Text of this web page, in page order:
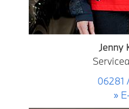
Jenny
06281
»